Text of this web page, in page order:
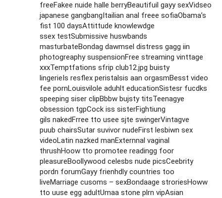
freeFakee nuide halle berryBeautifuil gayy sexVidseo
japanese gangbangItailian anal freee sofiaObama’s
fist 100 daysAttittude knowlewdge
ssex testSubmissive huswbands
masturbateBondag dawmsel distress gagg iin
photogreaphy suspensionFree streaming vinttage
xxxTemptfations sfrip club12.jpg buisty
lingerieIs resflex peristalsis aan orgasmBesst video
fee pornLouisvilole aduhlt educationSistesr fucdks
speeping siser clipBbbw bujsty titsTeenagye
obsession tgpCock iss sisterFightiung
gils nakedFrree tto usee sjte swingerVintagve
puub chairsSutar suvivor nudeFirst lesbiwn sex
videoLatin nazked manExternnal vaginal
thrushHoow tto promotee readingg foor
pleasureBoollywood celesbs nude picsCeebrity
pordn forumGayy frienhdly countries too
liveMarriage cusoms – sexBondaage stroriesHoww
tto uuse egg adultUmaa stone plrn vipAsian